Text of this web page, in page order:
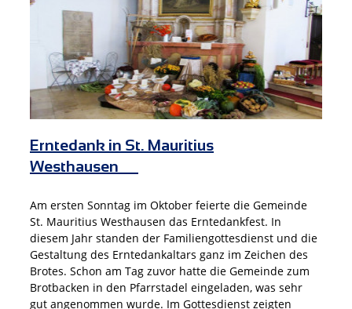
Erntedank in St. Mauritius
Westhausen
Am ersten Sonntag im Oktober feierte die Gemeinde
St. Mauritius Westhausen das Erntedankfest. In
diesem Jahr standen der Familiengottesdienst und die
Gestaltung des Erntedankaltars ganz im Zeichen des
Brotes. Schon am Tag zuvor hatte die Gemeinde zum
Brotbacken in den Pfarrstadel eingeladen, was sehr
gut angenommen wurde. Im Gottesdienst zeigten